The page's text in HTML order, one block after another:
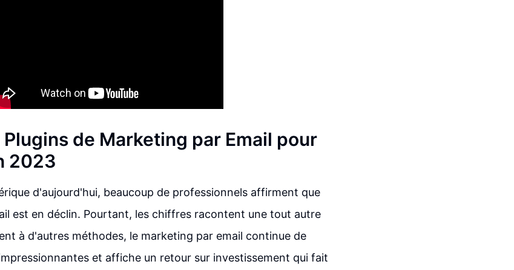
de Marketing par Email pour
2023
d'aujourd'hui, beaucoup de professionnels affirment que
est en déclin. Pourtant, les chiffres racontent une tout autre
à d'autres méthodes, le marketing par email continue de
et affiche un retour sur investissement qui fait